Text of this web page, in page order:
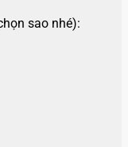
sao nhé):